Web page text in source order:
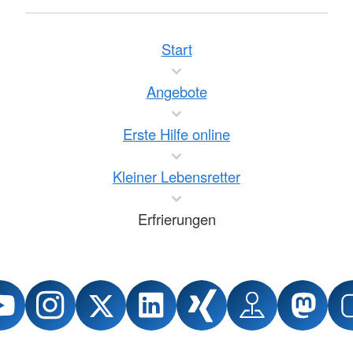
Start
Angebote
Erste Hilfe online
Kleiner Lebensretter
Erfrierungen